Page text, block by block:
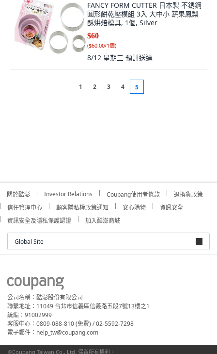
FANCY FORM CUTTER 日本製 不銹鋼
圓形餅乾壓模組 3入 大中小 蔬果鳳梨
酥烘焙模具, 1個, Silver
$60
($60.00/1個)
8/12 星期三 預計送達
1 2 3 4 5
關於酷澎 Investor Relations Coupang使用者條款
退換貨政策
信任管理中心
顧客隱私權政策通知 安心購物
資訊安全
資訊安全及隱私保護認證
加入酷澎商城
Global Site
公司名稱：酷澎股份有限公司
聯繫地址：11049 台北市信義區信義路五段7號13樓之1
統編：91002999
客服中心：0809-088-810 (免費) / 02-5592-7298
電子郵件：help_tw@coupang.com
©Coupang Taiwan Co., Ltd. 保留所有權利。